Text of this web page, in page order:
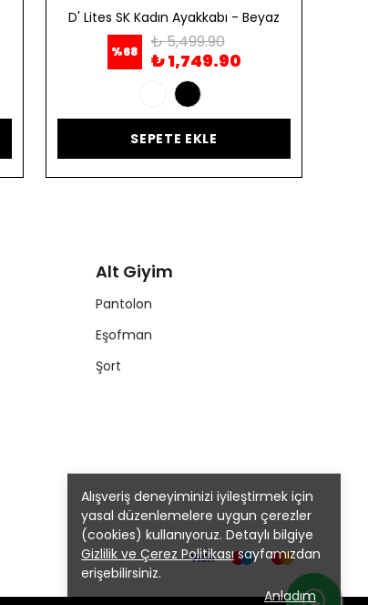
Alışveriş deneyiminizi iyileştirmek için
yasal düzenlemelere uygun çerezler
(cookies) kullanıyoruz. Detaylı bilgiye
Gizlilik ve Çerez Politikasısayfamızdan
erişebilirsiniz.
Anladım
D' Lites SK Kadın Ayakkabı - Beyaz
%68 ₺ 5,499.90
₺ 1,749.90
SEPETE EKLE
Alt Giyim
Pantolon
Eşofman
Şort